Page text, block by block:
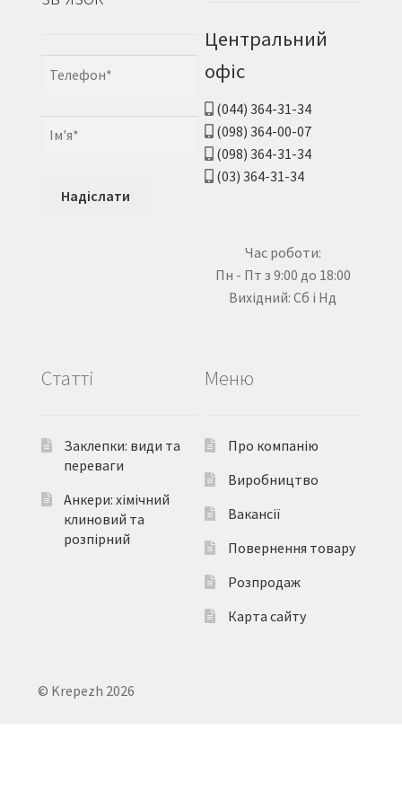
Центральний
офіс
(044) 364-31-34
(098) 364-00-07
(098) 364-31-34
(03) 364-31-34
Час роботи:
Пн - Пт з 9:00 до 18:00
Вихідний: Сб і Нд
Статті
Заклепки: види та
переваги
Анкери: хімічний
клиновий та
розпірний
Меню
Про компанію
Виробництво
Вакансії
Повернення товару
Розпродаж
Карта сайту
© Krepezh 2026